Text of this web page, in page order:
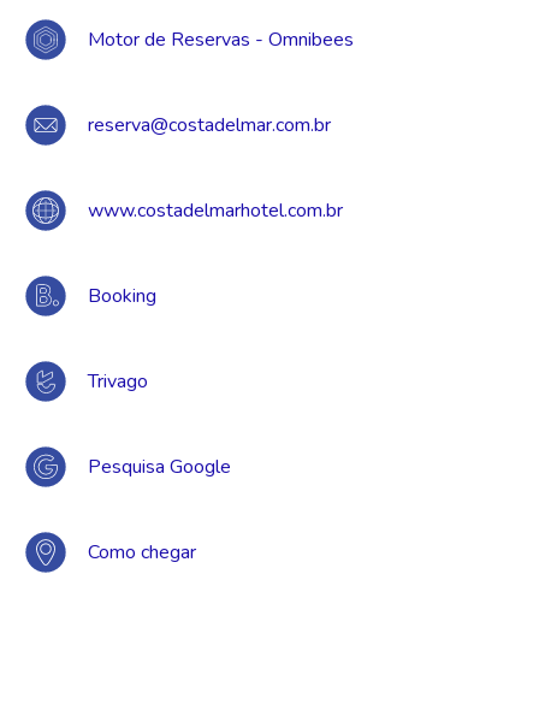
Motor de Reservas - Omnibees
reserva@costadelmar.com.br
www.costadelmarhotel.com.br
Booking
Trivago
Pesquisa Google
Como chegar